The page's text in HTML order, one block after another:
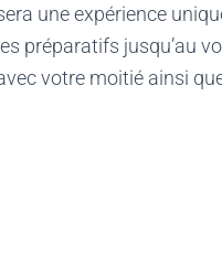
une expérience
les préparatifs jusqu’au
votre moitié ainsi